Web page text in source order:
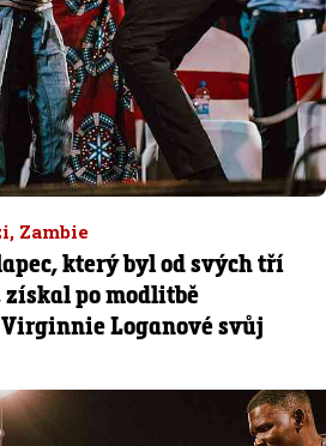
Zambie
který byl od svých tří
získal po modlitbě
Loganové svůj